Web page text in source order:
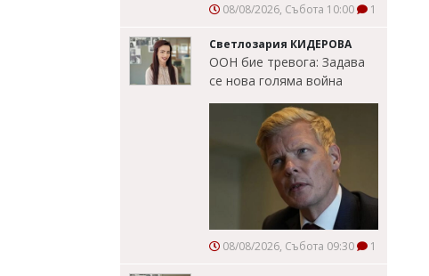
08/08/2026, Събота 10:00 1
Светлозария КИДЕРОВА
ООН бие тревога: Задава
се нова голяма война
08/08/2026, Събота 09:30 1